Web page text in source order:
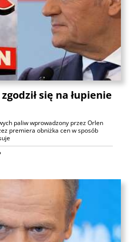
się na łupienie
paliw wprowadzony przez Orlen
premiera obniżka cen w sposób